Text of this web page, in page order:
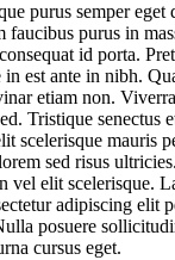
purus semper eget
faucibus purus in
id porta.
in est ante in nibh.
etiam non.
Tristique senectus
scelerisque mauris
sed risus
vel elit scelerisque.
adipiscing elit
posuere
cursus eget.